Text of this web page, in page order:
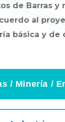
de Barras y
al
básica y de
/ Minería /